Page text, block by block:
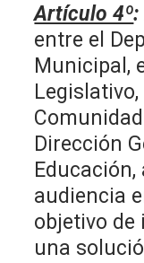
Artículo 4º:
entre el
Municipal,
Dirección
audiencia
objetivo de
una